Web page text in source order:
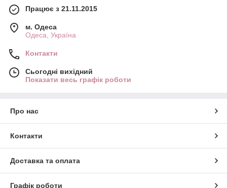
Працює з 21.11.2015
м. Одеса
Одеса, Україна
Контакти
Сьогодні вихідний
Показати весь графік роботи
Про нас
Контакти
Доставка та оплата
Графік роботи